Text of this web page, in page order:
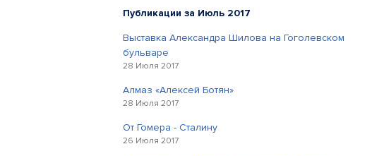
Публикации за Июль 2017
Выставка Александра Шилова на Гоголевском
бульваре
28 Июля 2017
Алмаз «Алексей Ботян»
28 Июля 2017
От Гомера - Сталину
26 Июля 2017